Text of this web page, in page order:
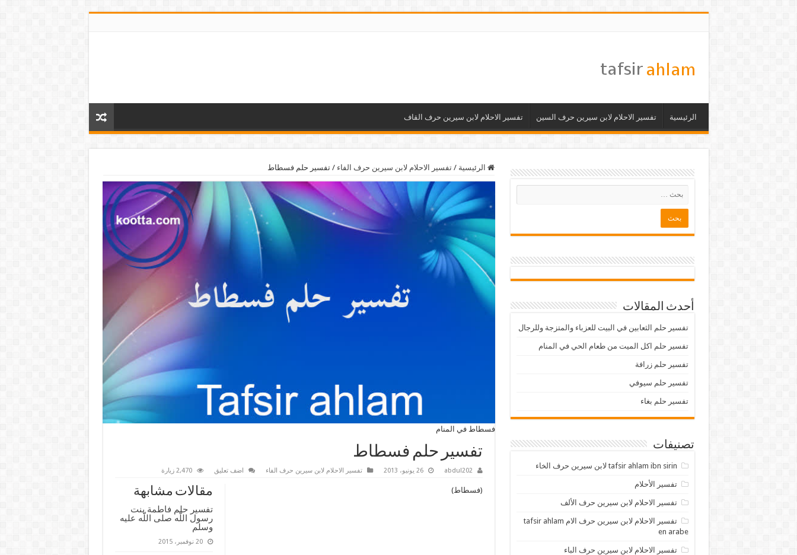
الرئيسية تفسير الاحلام لابن سيرين حرف السين تفسير الاحلام لابن سيرين حرف القاف
الرئيسية / تفسير الاحلام لابن سيرين حرف الفاء / تفسير حلم فسطاط
فسطاط في المنام
تفسير حلم فسطاط
abdul202 26 يونيو، 2013 تفسير الاحلام لابن سيرين حرف الفاء اضف تعليق 2,470 زيارة
مقالات مشابهة
تفسير حلم فاطمة بنت
رسول اللّه صلى اللّه عليه
وسلم
20 نوفمبر، 2015
(فسطاط)
أحدث المقالات
تفسير حلم الثعابين في البيت للعزباء والمتزجة وللرجال
تفسير حلم اكل الميت من طعام الحي في المنام
تفسير حلم زرافة
تفسير حلم سيوفي
تفسير حلم بغاء
تصنيفات
tafsir ahlam ibn sirin لابن سيرين حرف الخاء
تفسير الأحلام
تفسير الاحلام لابن سيرين حرف الألف
تفسير الاحلام لابن سيرين حرف الام tafsir ahlam
en arabe
تفسير الاحلام لابن سيرين حرف الباء